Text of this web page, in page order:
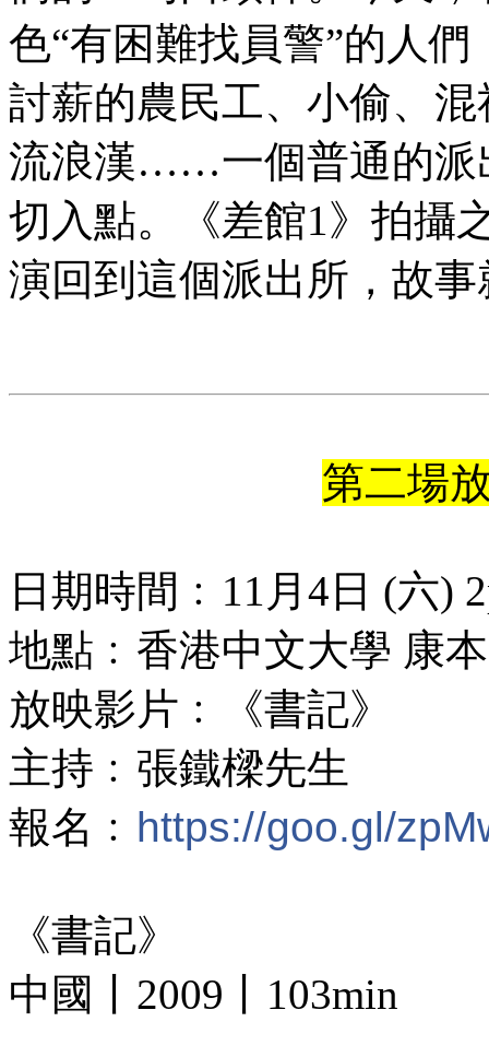
色“有困難找員警”的人
討薪的農民工、小偷、
流浪漢……一個普通的派
切入點。《差館1》拍攝
演回到這個派出所，故
第二場
日期時間﹕11月4日 (六)
地點﹕香港中文大學 康
放映影片﹕《書記》
主持﹕張鐵樑先生
報名﹕ https://goo.gl/
《書記》
中國丨2009丨103min